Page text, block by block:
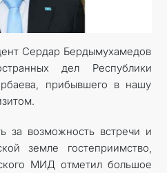
ДАННЫЕ
Сердар Бердымухамедов
дел Республики
прибывшего в нашу
за возможность встречи и
земле гостеприимство,
МИД отметил большое